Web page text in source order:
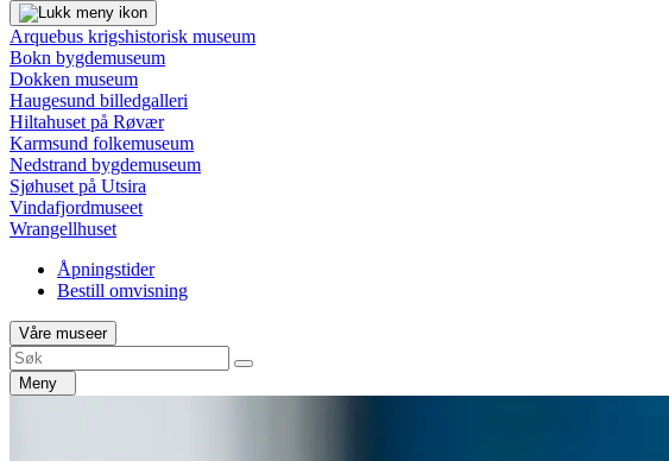
Arquebus krigshistorisk museum
Bokn bygdemuseum
Dokken museum
Haugesund billedgalleri
Hiltahuset på Røvær
Karmsund folkemuseum
Nedstrand bygdemuseum
Sjøhuset på Utsira
Vindafjordmuseet
Wrangellhuset
Åpningstider
Bestill omvisning
Våre museer
Meny